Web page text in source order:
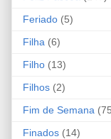
Feriado (5)
Filha (6)
Filho (13)
Filhos (2)
Fim de Semana
Finados (14)